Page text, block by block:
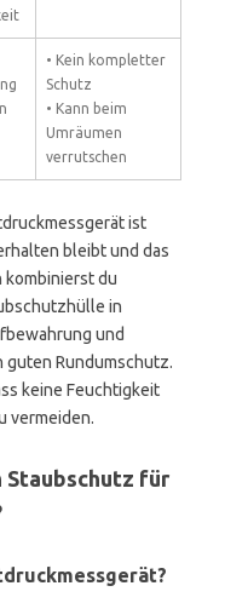
• Kein kompletter
Schutz
• Kann beim
Umräumen
verrutschen
ist
bleibt und das
kombinierst du
in
und
Rundumschutz.
keine Feuchtigkeit
vermeiden.
Staubschutz für